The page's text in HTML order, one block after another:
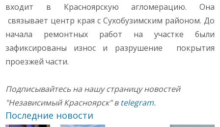
входит в Красноярскую агломерацию. Она
связывает центр края с Сухобузимским районом. До
начала ремонтных работ на участке были
зафиксированы износ и разрушение покрытия
проезжей части.
Подписывайтесь на нашу страницу новостей
"Независимый Красноярск" в telegram.
Последние новости